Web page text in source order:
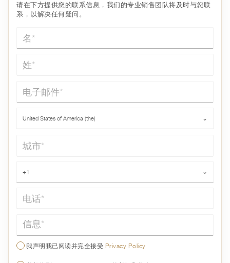
请在下方提供您的联系信息，我们的专业销售团队将及时与您联
系，以解决任何疑问。
名*
姓*
电子邮件*
United States of America (the) ⌄
城市*
+1 ⌄
信息*
我声明我已阅读并完全接受 Privacy Policy